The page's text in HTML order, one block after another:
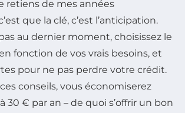
retiens de mes années
que la clé, c’est l’anticipation.
au dernier moment, choisissez le
fonction de vos vrais besoins, et
pour ne pas perdre votre crédit.
conseils, vous économiserez
30 € par an – de quoi s’offrir un bon